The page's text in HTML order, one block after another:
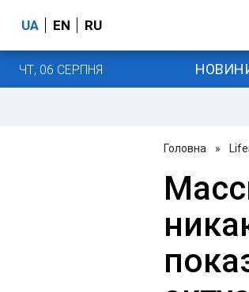
UA EN RU
ЧТ, 06 СЕРПНЯ
Головна »